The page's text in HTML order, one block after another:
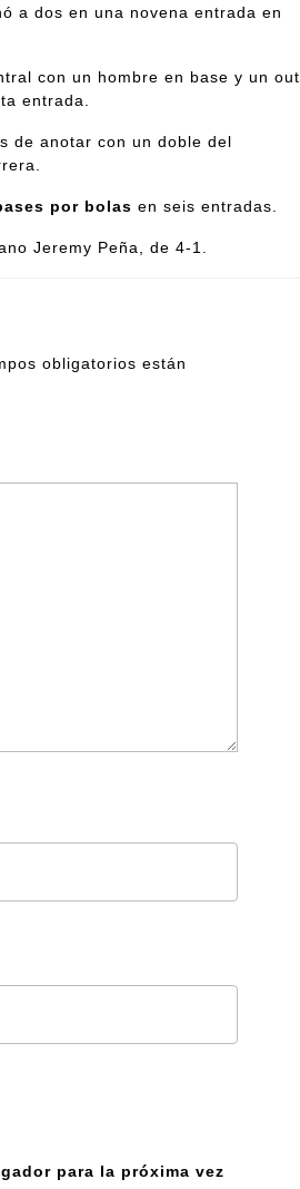
a dos en una novena entrada en
con un hombre en base y un out
entrada.
de anotar con un doble del
por bolas en seis entradas.
Jeremy Peña, de 4-1.
obligatorios están
para la próxima vez